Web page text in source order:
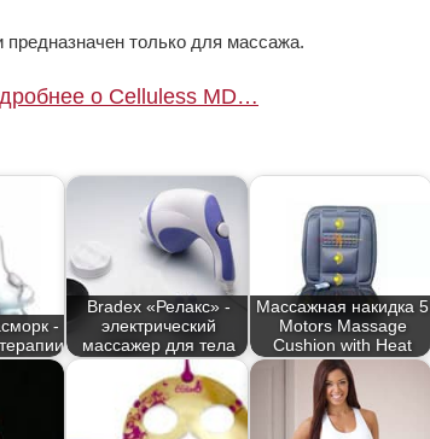
только для массажа.
о Celluless MD…
-
Bradex «Релакс» -
электрический
массажер для тела
Массажная накидка 5
Motors Massage
Cushion with Heat